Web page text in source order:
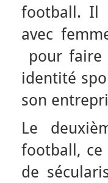
football. Il
avec
pour
identité
son
Le
football, ce
de